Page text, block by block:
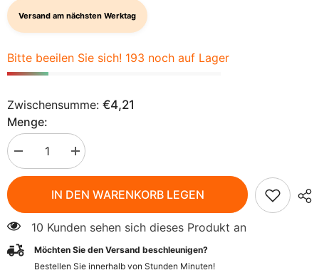
Versand am nächsten Werktag
Bitte beeilen Sie sich! 193 noch auf Lager
Zwischensumme: €4,21
Menge:
verringern
für
30%
Fett
BIO
150
g
Menge
erhöhen
für
Sahne
Sahne
BIO
g
-
SOBBEKE
IN DEN WARENKORB LEGEN
10 Kunden sehen sich dieses Produkt an
Möchten Sie den Versand beschleunigen?
Bestellen Sie innerhalb von Stunden Minuten!